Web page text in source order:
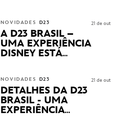
APRESENTAÇÕES E
PRODUTOS EXCLUSIVOS
NO TRANSAMÉRICA EXPO
CENTER EM SÃO PAULO
NOVIDADES D23
A D23 BRASIL –
UMA EXPERIÊNCIA
DISNEY ESTÁ
21 de out
NOVIDADES D23
DETALHES DA D23
BRASIL - UMA
EXPERIÊNCIA
21 de out